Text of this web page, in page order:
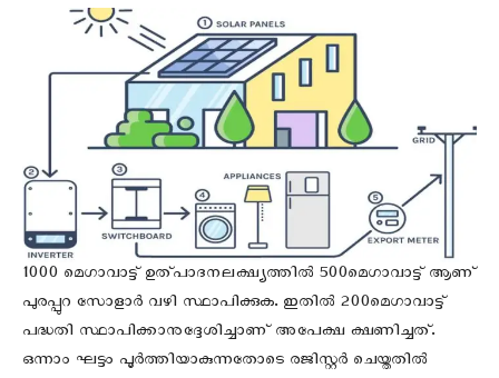
1000 മെഗാവാട്ട് ഉത്പാദനലക്ഷ്യത്തില്‍ 500മെഗാവാട്ട് ആണ്
പുരപ്പുറ സോളാര്‍ വഴി സ്ഥാപിക്കുക. ഇതില്‍ 200മെഗാവാട്ട്
പദ്ധതി സ്ഥാപിക്കാനുദ്ദേശിച്ചാണ് അപേക്ഷ ക്ഷണിച്ചത്.
ഒന്നാം ഘട്ടം പൂര്‍ത്തിയാകുന്നതോടെ രജിസ്റ്റര്‍ ചെയ്തതില്‍